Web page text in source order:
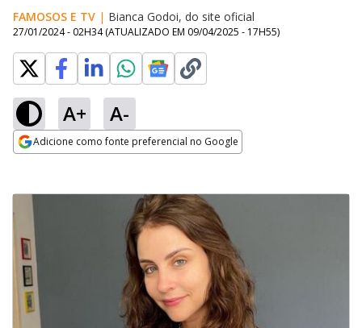
FAMOSOS E TV | Bianca Godoi, do site oficial
27/01/2024 - 02H34 (ATUALIZADO EM 09/04/2025 - 17H55)
A+ A-
Adicione como fonte preferencial no Google